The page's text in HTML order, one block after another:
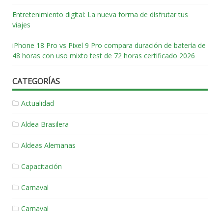
Entretenimiento digital: La nueva forma de disfrutar tus
viajes
iPhone 18 Pro vs Pixel 9 Pro compara duración de batería de
48 horas con uso mixto test de 72 horas certificado 2026
CATEGORÍAS
Actualidad
Aldea Brasilera
Aldeas Alemanas
Capacitación
Carnaval
Carnaval